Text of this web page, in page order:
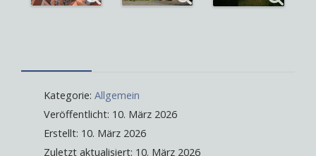
Kategorie: Allgemein
Veröffentlicht: 10. März 2026
Erstellt: 10. März 2026
Zuletzt aktualisiert: 10. März 2026